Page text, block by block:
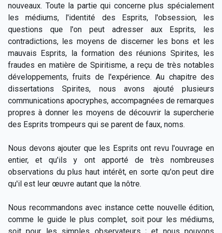
nouveaux. Toute la partie qui concerne plus spécialement
les médiums, l'identité des Esprits, l'obsession, les
questions que l'on peut adresser aux Esprits, les
contradictions, les moyens de discerner les bons et les
mauvais Esprits, la formation des réunions Spirites, les
fraudes en matière de Spiritisme, a reçu de très notables
développements, fruits de l'expérience. Au chapitre des
dissertations Spirites, nous avons ajouté plusieurs
communications apocryphes, accompagnées de remarques
propres à donner les moyens de découvrir la supercherie
des Esprits trompeurs qui se parent de faux, noms.
Nous devons ajouter que les Esprits ont revu l'ouvrage en
entier, et qu'ils y ont apporté de très nombreuses
observations du plus haut intérêt, en sorte qu'on peut dire
qu'il est leur œuvre autant que la nôtre.
Nous recommandons avec instance cette nouvelle édition,
comme le guide le plus complet, soit pour les médiums,